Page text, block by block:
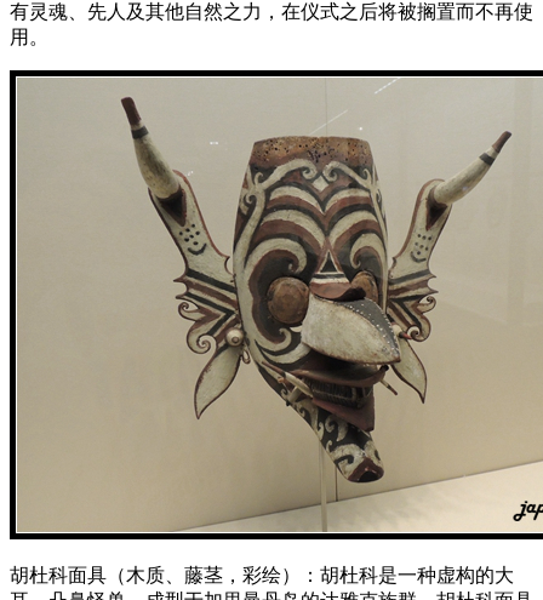
有灵魂、先人及其他自然之力，在仪式之后将被搁置而不再使
用。
胡杜科面具（木质、藤茎，彩绘）：胡杜科是一种虚构的大